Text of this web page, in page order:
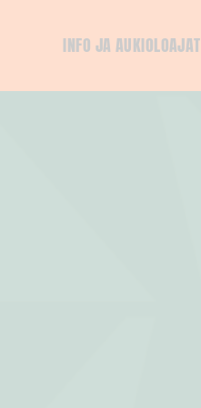
INFO JA AUKIOLOAJAT